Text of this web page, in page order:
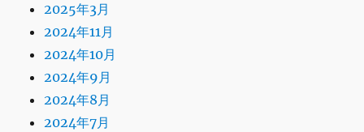
2025年3月
2024年11月
2024年10月
2024年9月
2024年8月
2024年7月